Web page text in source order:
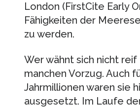
London (FirstCite Early
Fähigkeiten der
zu werden.
Wer wähnt sich nicht
manchen Vorzug. Auch
Jahrmillionen waren sie
ausgesetzt. Im Laufe